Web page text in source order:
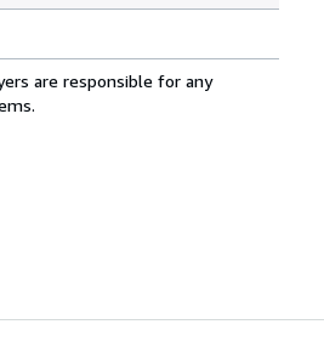
are responsible for any